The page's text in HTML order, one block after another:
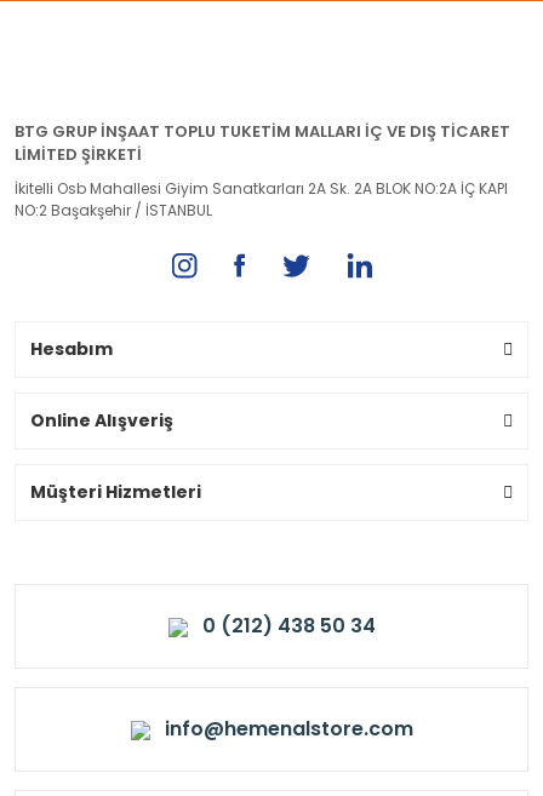
BTG GRUP İNŞAAT TOPLU TUKETİM MALLARI İÇ VE DIŞ TİCARET
LİMİTED ŞİRKETİ
İkitelli Osb Mahallesi Giyim Sanatkarları 2A Sk. 2A BLOK NO:2A İÇ KAPI
NO:2 Başakşehir / İSTANBUL
Hesabım
Online Alışveriş
Müşteri Hizmetleri
0 (212) 438 50 34
info@hemenalstore.com